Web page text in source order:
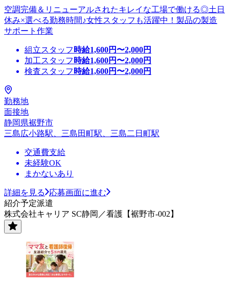
空調完備＆リニューアルされたキレイな工場で働ける◎土日
休み×選べる勤務時間♪女性スタッフも活躍中！製品の製造
サポート作業
組立スタッフ 時給1,600円〜2,000円
加工スタッフ 時給1,600円〜2,000円
検査スタッフ 時給1,600円〜2,000円
勤務地
面接地
静岡県裾野市
三島広小路駅、三島田町駅、三島二日町駅
交通費支給
未経験OK
まかないあり
詳細を見る
応募画面に進む
紹介予定派遣
株式会社キャリア SC静岡／看護【裾野市-002】